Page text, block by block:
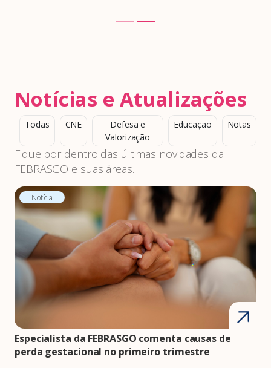
Notícias e Atualizações
Todas CNE
Defesa e
Valorização
Educação Notas
Fique por dentro das últimas novidades da
FEBRASGO e suas áreas.
Notícia
Especialista da FEBRASGO comenta causas de
perda gestacional no primeiro trimestre